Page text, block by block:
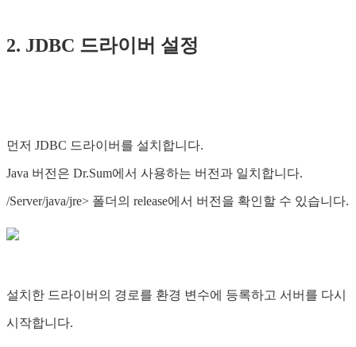
2. JDBC 드라이버 설정
먼저 JDBC 드라이버를 설치합니다.
Java 버전은 Dr.Sum에서 사용하는 버전과 일치합니다.
/Server/java/jre> 폴더의 release에서 버전을 확인할 수 있습니다.
설치한 드라이버의 경로를 환경 변수에 등록하고 서버를 다시
시작합니다.